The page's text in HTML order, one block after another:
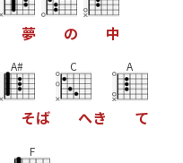
夢 の 中
A#
そば
C
へき
A
て
F